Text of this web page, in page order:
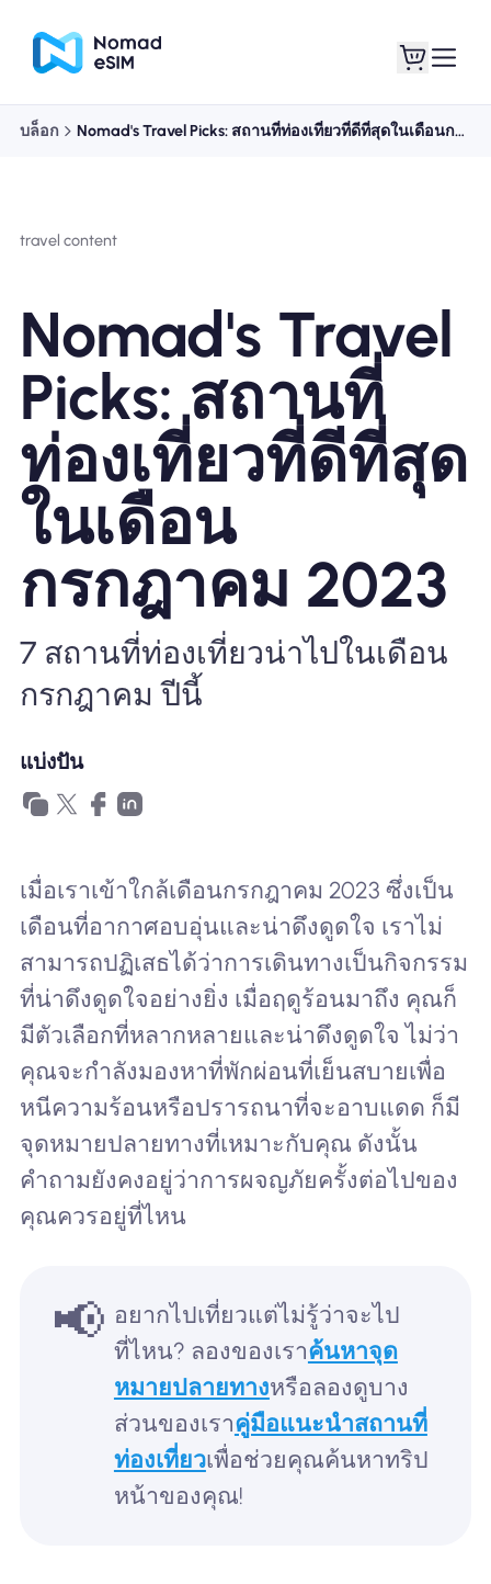
แผนร้านค้า
เกี่ยวกับ eSIM
ทำไมต้อง Nomad eSIM
การใช้ eSIM
บล็อก Nomad's Travel Picks: สถานที่ท่องเที่ยวที่ดีที่สุดในเดือนกรกฎาคม 2023
travel content
Nomad's Travel
Picks: สถานที่
ท่องเที่ยวที่ดีที่สุด
ในเดือน
กรกฎาคม 2023
7 สถานที่ท่องเที่ยวน่าไปในเดือน
กรกฎาคม ปีนี้
แบ่งปัน
เมื่อเราเข้าใกล้เดือนกรกฎาคม 2023 ซึ่งเป็น
เดือนที่อากาศอบอุ่นและน่าดึงดูดใจ เราไม่
สามารถปฏิเสธได้ว่าการเดินทางเป็นกิจกรรม
ที่น่าดึงดูดใจอย่างยิ่ง เมื่อฤดูร้อนมาถึง คุณก็
มีตัวเลือกที่หลากหลายและน่าดึงดูดใจ ไม่ว่า
คุณจะกำลังมองหาที่พักผ่อนที่เย็นสบายเพื่อ
หนีความร้อนหรือปรารถนาที่จะอาบแดด ก็มี
จุดหมายปลายทางที่เหมาะกับคุณ ดังนั้น
คำถามยังคงอยู่ว่าการผจญภัยครั้งต่อไปของ
คุณควรอยู่ที่ไหน
📢 อยากไปเที่ยวแต่ไม่รู้ว่าจะไป
ที่ไหน? ลองของเราค้นหาจุด
หมายปลายทางหรือลองดูบาง
ส่วนของเราคู่มือแนะนำสถานที่
ท่องเที่ยวเพื่อช่วยคุณค้นหาทริป
หน้าของคุณ!